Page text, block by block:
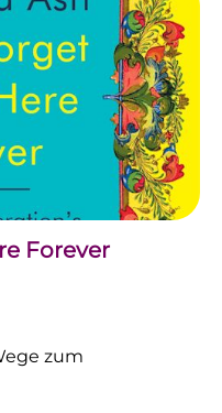
Forever
zum